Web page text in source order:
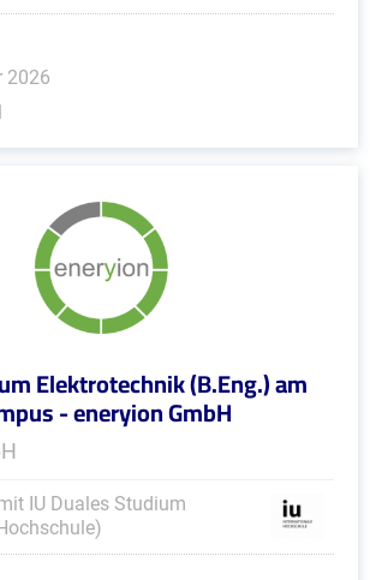
2026
Elektrotechnik (B.Eng.) am
- eneryion GmbH
IU Duales Studium